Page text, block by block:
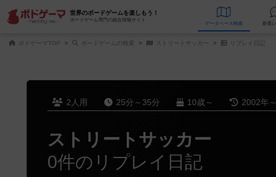
世界のボードゲームを楽しもう！
ボードゲーム専門の総合情報サイト
データベース 検索
ボドゲーマTOP ボードゲームの検索 ストリートサッカー リプレイ日記
2人用 25分～35分 10歳～ 2002年～
ストリートサッカー
0件のリプレイ日記